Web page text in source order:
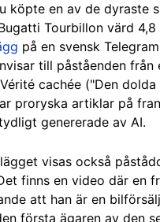
köpte en av de dyraste
Tourbillon värd
på en svensk
till påståenden från
cachée ("Den dolda
proryska artiklar på
genererade av AI.
visas också
finns en video där en
att han är en
första ägaren av den